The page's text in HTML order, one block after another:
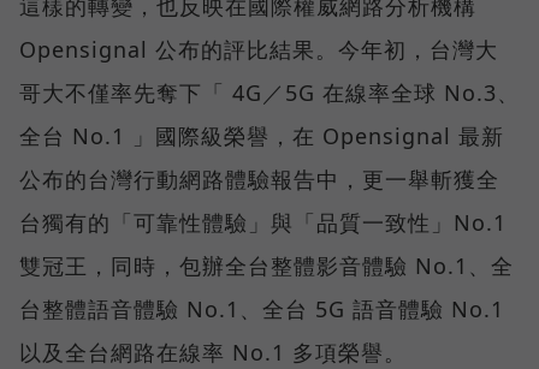
這樣的轉變，也反映在國際權威網路分析機構
Opensignal 公布的評比結果。今年初，台灣大
哥大不僅率先奪下「 4G／5G 在線率全球 No.3、
全台 No.1 」國際級榮譽，在 Opensignal 最新
公布的台灣行動網路體驗報告中，更一舉斬獲全
台獨有的「可靠性體驗」與「品質一致性」No.1
雙冠王，同時，包辦全台整體影音體驗 No.1、全
台整體語音體驗 No.1、全台 5G 語音體驗 No.1
以及全台網路在線率 No.1 多項榮譽。